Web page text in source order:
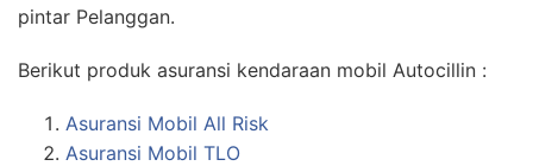
pintar Pelanggan.
Berikut produk asuransi kendaraan mobil Autocillin :
Asuransi Mobil All Risk
Asuransi Mobil TLO